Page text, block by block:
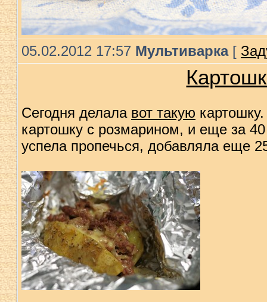
05.02.2012 17:57 Мультиварка[
Сегодня делала вот такую
картошку с розмарином, и еще за
успела пропечься, добавляла еще